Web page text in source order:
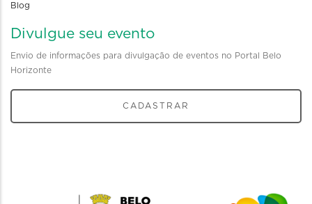
Blog
Divulgue seu evento
Envio de informações para divulgação de eventos no Portal Belo
Horizonte
CADASTRAR